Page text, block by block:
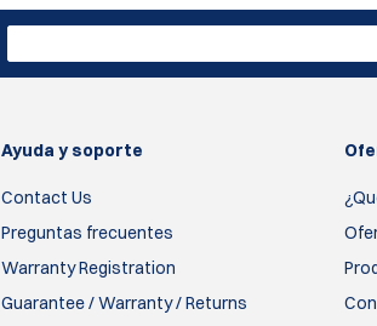
Ayuda y soporte
Contact Us
Preguntas frecuentes
Warranty Registration
Guarantee / Warranty / Returns